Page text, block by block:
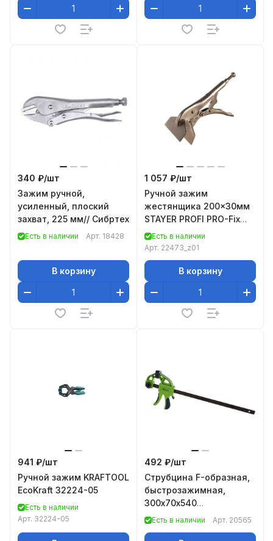
340 ₽/шт
Зажим ручной,
усиленный, плоский
захват, 225 мм// Сибртех
Есть в наличии Арт. 18428
В корзину
1 057 ₽/шт
Ручной зажим
жестянщика 200x30мм
STAYER PROFI PRO-Fix
22473_z01
Есть в наличии
Арт. 22473_z01
В корзину
941 ₽/шт
Ручной зажим KRAFTOOL
EcoKraft 32224-05
Есть в наличии
Арт. 32224-05
492 ₽/шт
Струбцина F-образная,
быстрозажимная,
300х70х540
Есть в наличии Арт. 20565